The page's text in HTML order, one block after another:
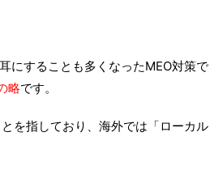
にすることも多くなったMEO対策で
略です。
を指しており、海外では「ローカル